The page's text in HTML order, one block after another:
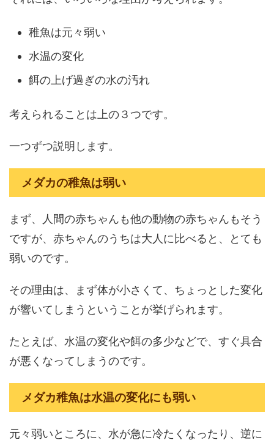
稚魚は元々弱い
水温の変化
餌の上げ過ぎの水の汚れ
考えられることは上の３つです。
一つずつ説明します。
メダカの稚魚は弱い
まず、人間の赤ちゃんも他の動物の赤ちゃんもそう
ですが、赤ちゃんのうちは大人に比べると、とても
弱いのです。
その理由は、まず体が小さくて、ちょっとした変化
が響いてしまうということが挙げられます。
たとえば、水温の変化や餌の多少などで、すぐ具合
が悪くなってしまうのです。
メダカ稚魚は水温の変化にも弱い
元々弱いところに、水が急に冷たくなったり、逆に